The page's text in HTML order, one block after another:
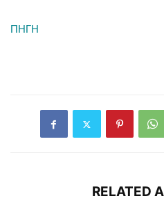
ΠΗΓΗ
RELATED